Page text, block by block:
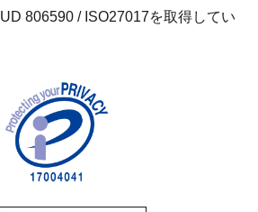
806590 / ISO27017を取得してい